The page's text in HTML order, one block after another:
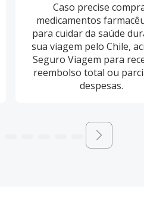
Caso precise
medicamentos
para cuidar da saúde
sua viagem pelo Chile,
Seguro Viagem para
reembolso total ou
despesas.